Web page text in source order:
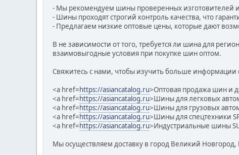
- Мы рекомендуем шины проверенных изготовителей
- Шины проходят строгий контроль качества, что
- Предлагаем низкие оптовые цены, которые дают
В не зависимости от того, требуется ли шина для
взаимовыгодные условия при покупке шин оптом.
Свяжитесь с нами, чтобы изучить больше
<a href=https://asiancatalog.ru>Оптовая продажа шин и
<a href=https://asiancatalog.ru>Шины для легковых
<a href=https://asiancatalog.ru>Шины для грузовых
<a href=https://asiancatalog.ru>Шины для спецтехники
<a href=https://asiancatalog.ru>Индустриальные шины
Мы осуществляем доставку в город Великий